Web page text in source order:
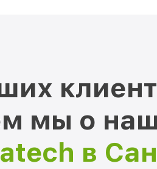
мы о
в